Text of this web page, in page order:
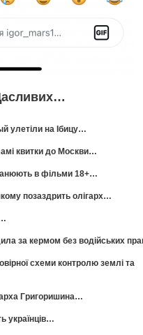
улетіли на Ібицу…
квитки до Москви…
в фільми 18+…
позаздрить олігарх…
за кермом без водійських
схеми контролю землі та
Григоришина…
українців…